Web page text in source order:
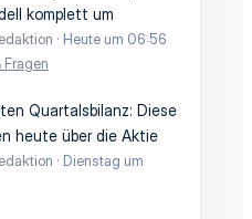
komplett um
Heute um 06:56
Fragen
Quartalsbilanz: Diese
heute über die Aktie
Dienstag um